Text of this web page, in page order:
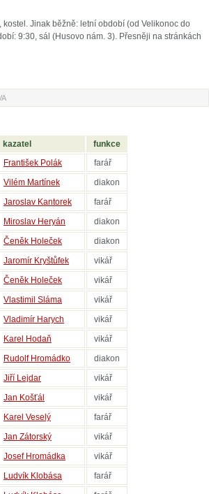
Jinak běžně: letní období (od Velikonoc do
9:30, sál (Husovo nám. 3). Přesněji na stránkách
kazatel
funkce
František Polák
farář
Vilém Martínek
diakon
Jaroslav Kantorek
farář
Miroslav Heryán
diakon
Čeněk Holeček
diakon
Jaromír Kryštůfek
vikář
Čeněk Holeček
vikář
Vlastimil Sláma
vikář
Vladimír Harych
vikář
Karel Hodaň
vikář
Rudolf Hromádko
diakon
Jiří Lejdar
vikář
Jan Košťál
vikář
Karel Veselý
farář
Jan Zátorský
vikář
Josef Hromádka
vikář
Ludvík Klobása
farář